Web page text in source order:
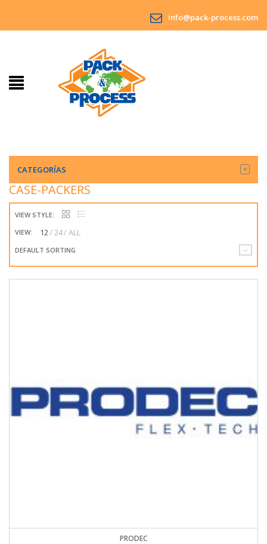
info@pack-process.com
CATEGORÍAS
CASE-PACKERS
VIEW STYLE:
VIEW:
12 24 ALL
DEFAULT SORTING
PRODEC